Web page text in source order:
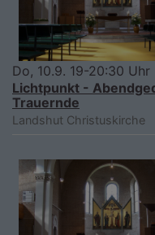
Do, 10.9. 19-20:30 Uhr
Lichtpunkt -
Trauernde
Landshut Christuskirche